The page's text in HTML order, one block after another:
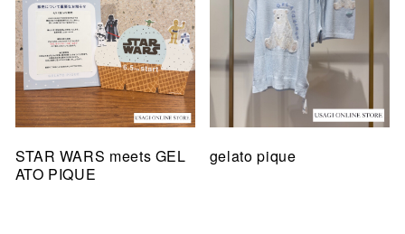
STAR WARS meets GEL
ATO PIQUE
gelato pique